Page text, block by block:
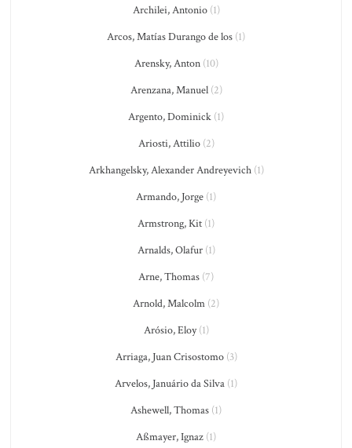
Archilei, Antonio(1)
Arcos, Matías Durango de los (1)
Arensky, Anton(10)
Arenzana, Manuel(2)
Argento, Dominick (1)
Ariosti, Attilio(2)
Arkhangelsky, Alexander Andreyevich(1)
Armando, Jorge (1)
Armstrong, Kit (1)
Arnalds, Olafur(1)
Arne, Thomas (7)
Arnold, Malcolm (2)
Arósio, Eloy(1)
Arriaga, Juan Crisostomo(3)
Arvelos, Januário da Silva (1)
Ashewell, Thomas (1)
Aßmayer, Ignaz (1)